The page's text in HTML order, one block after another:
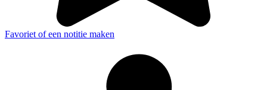
Favoriet of een notitie maken